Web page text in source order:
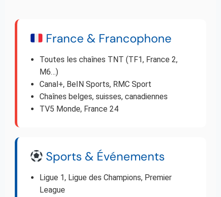
France & Francophone
Toutes les chaînes TNT (TF1, France 2,
M6…)
Canal+, BeIN Sports, RMC Sport
Chaînes belges, suisses, canadiennes
TV5 Monde, France 24
Sports & Événements
Ligue 1, Ligue des Champions, Premier
League